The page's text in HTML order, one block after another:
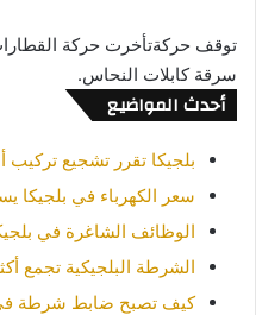
توقف حركةتأخرت حركة
سرقة كابلات النحاس.
أحدث المواضيع
بلجيكا تقرر تشجيع
سعر الكهرباء في بلجيكا
الوظائف الشاغرة في
الشرطة البلجيكية تجمع أكثر من 22 ألف
كيف تصبح ضابط شرطة في